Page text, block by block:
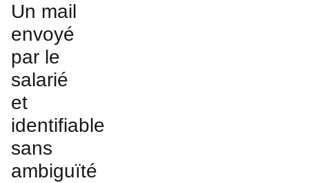
Un mail
envoyé
par le
salarié
et
identifiable
sans
ambiguïté